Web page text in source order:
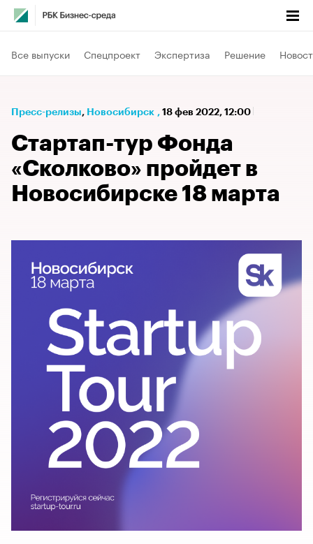
Все выпуски Спецпроект Экспертиза Решение
Пресс-релизы⁠, Новосибирск , 18 фев 2022, 12:00
Стартап-тур Фонда
«Сколково» пройдет в
Новосибирске 18 марта